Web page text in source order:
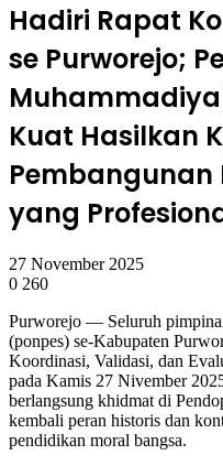
Hadiri Rapat
se Purworejo;
Kuat Hasilkan
Pembangunan
yang
27 November 2025
0 260
Purworejo — Seluruh
(ponpes) se-Kabupaten
Koordinasi, Validasi, dan
pada Kamis 27 Nivember
berlangsung khidmat di
kembali peran historis dan
pendidikan moral bangsa.